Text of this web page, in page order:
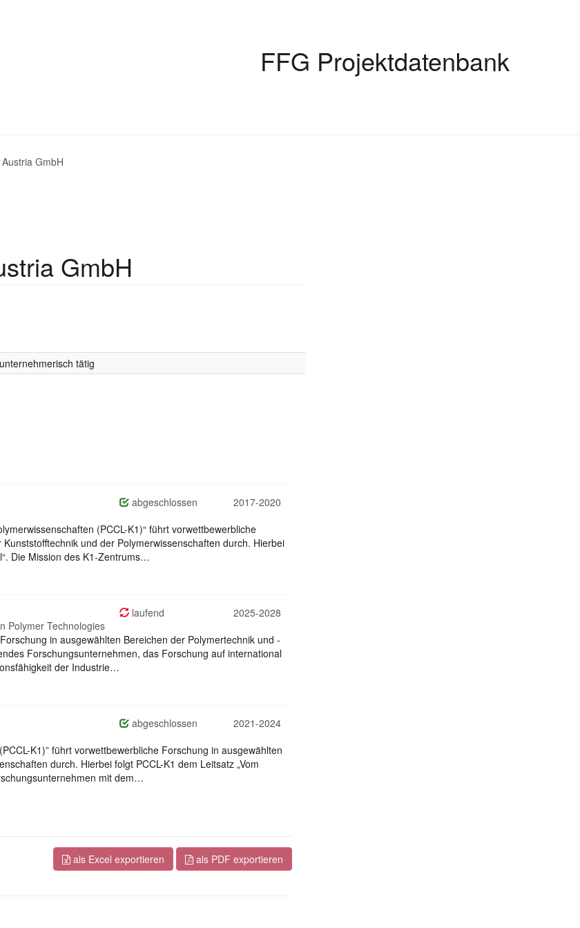
FFG Projektdatenbank
GmbH
GmbH
unternehmerisch tätig
abgeschlossen
2017-2020
(PCCL-K1)“ führt vorwettbewerbliche
und der Polymerwissenschaften durch. Hierbei
Die Mission des K1-Zentrums…
laufend
2025-2028
Polymer Technologies
in ausgewählten Bereichen der Polymertechnik und -
Forschungsunternehmen, das Forschung auf international
der Industrie…
abgeschlossen
2021-2024
K1)” führt vorwettbewerbliche Forschung in ausgewählten
durch. Hierbei folgt PCCL-K1 dem Leitsatz „Vom
mit dem…
als Excel exportieren als PDF exportieren